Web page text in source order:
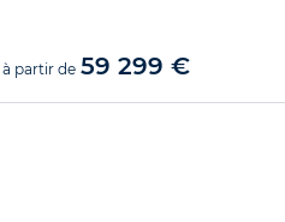
à partir de 59 299 €